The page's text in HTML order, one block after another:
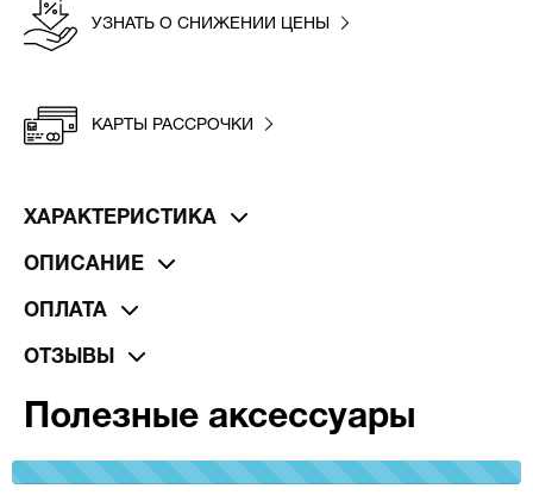
УЗНАТЬ О СНИЖЕНИИ ЦЕНЫ
КАРТЫ РАССРОЧКИ
ХАРАКТЕРИСТИКА
ОПИСАНИЕ
ОПЛАТА
ОТЗЫВЫ
Полезные аксессуары
100%